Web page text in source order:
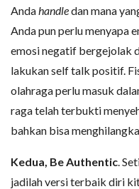
Anda handledan mana
Anda pun perlu menyapa
emosi negatif bergejolak
lakukan self talk positif.
olahraga perlu masuk
raga telah terbukti
bahkan bisa
Kedua, Be Authentic .
jadilah versi terbaik diri